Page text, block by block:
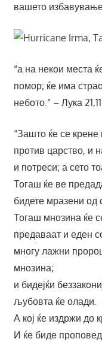
вашето
“а на некои места
помор; ќе има
небото.“ – Лука 21,11
“Зашто ќе се
против царство, и
и потреси; а сето
Тогаш ќе ве
бидете мразени од
Тогаш мнозина ќе
предаваат и еден
многу лажни
мнозина;
и бидејќи
љубовта ќе олади.
А кој ќе издржи до
И ќе биде